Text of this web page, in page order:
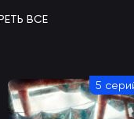
ВСЕ
5